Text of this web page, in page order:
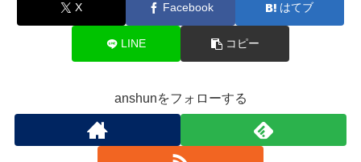
X Facebook はてブ
LINE コピー
anshunをフォローする